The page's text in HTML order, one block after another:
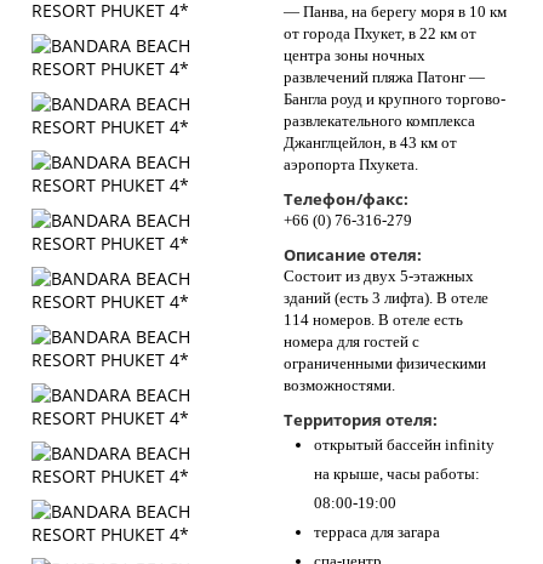
— Панва, на берегу моря в 10 км
от города Пхукет, в 22 км от
центра зоны ночных
развлечений пляжа Патонг —
Бангла роуд и крупного торгово-
развлекательного комплекса
Джанглцейлон, в 43 км от
аэропорта Пхукета.
Телефон/факс:
+66 (0) 76-316-279
Описание отеля:
Состоит из двух 5-этажных
зданий (есть 3 лифта). В отеле
114 номеров. В отеле есть
номера для гостей с
ограниченными физическими
возможностями.
Территория отеля:
открытый бассейн infinity
на крыше, часы работы:
08:00-19:00
терраса для загара